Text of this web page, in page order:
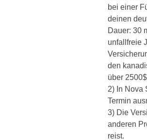
bei einer
deinen
Dauer: 30
unfallfreie
den
über
2) In Nova
Termin
3) Die
anderen
reist.